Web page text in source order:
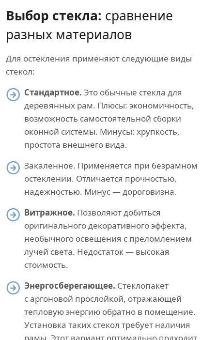
Выбор стекла: сравнение
разных материалов
Для остекления применяют следующие виды
стекол:
Стандартное. Это обычные стекла для
деревянных рам. Плюсы: экономичность,
возможность самостоятельной сборки
оконной системы. Минусы: хрупкость,
простота внешнего вида.
Закаленное. Применяется при безрамном
остеклении. Отличается прочностью,
надежностью. Минус — дороговизна.
Витражное. Позволяют добиться
оригинального декоративного эффекта,
необычного освещения с преломлением
лучей света. Недостаток — высокая
стоимость.
Энергосберегающее. Стеклопакет
с аргоновой прослойкой, отражающей
тепловую энергию обратно в помещение.
Установка таких стекол требует наличия